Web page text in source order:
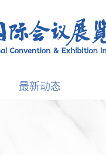
最新动态